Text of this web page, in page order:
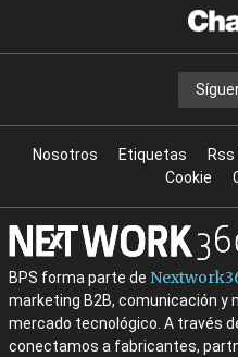
Nosotros Etiquetas Rss
Cookie
BPS forma parte de
marketing B2B, comunicación y
mercado tecnológico. A través
conectamos a fabricantes,